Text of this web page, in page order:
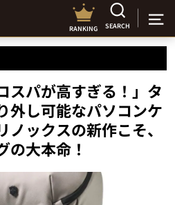
RANKING SEARCH
スパが高すぎる！」タ
外し可能なパソコンケ
ックスの新作こそ、
の大本命！